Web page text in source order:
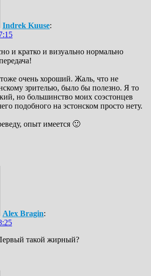
Indrek Kuuse:
и кратко и визуально нормально
очень хороший. Жаль, что не
зрителью, было бы полезно. Я то
но большинство моих соэстонцев
подобного на эстонском просто нету.
опыт имеется 🙂
Alex Bragin:
такой жирный?